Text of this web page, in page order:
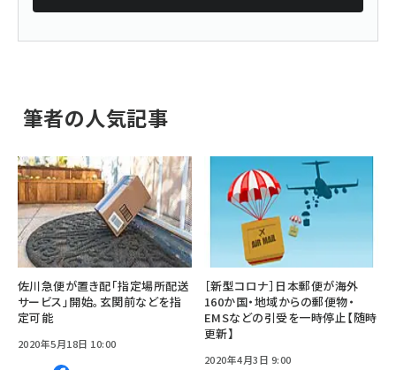
筆者の人気記事
佐川急便が置き配「指定場所配送
サービス」開始。玄関前などを指
定可能
2020年5月18日 10:00
［新型コロナ］日本郵便が海外
160か国・地域からの郵便物・
EMSなどの引受を一時停止【随時
更新】
2020年4月3日 9:00